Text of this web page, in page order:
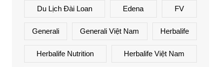
Du Lịch Đài Loan Edena FV
Generali Generali Việt Nam Herbalife
Herbalife Nutrition Herbalife Việt Nam